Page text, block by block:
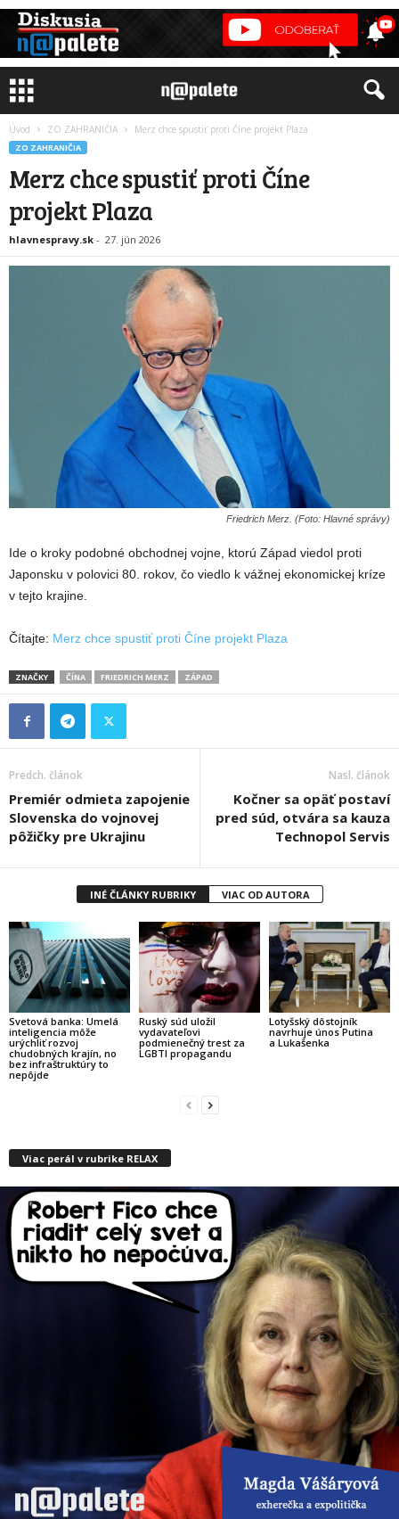
Úvod ZO ZAHRANIČIA Merz chce spustiť proti Číne projekt Plaza
ZO ZAHRANIČIA
Merz chce spustiť proti Číne
projekt Plaza
hlavnespravy.sk - 27. jún 2026
Friedrich Merz. (Foto: Hlavné správy)
Ide o kroky podobné obchodnej vojne, ktorú Západ viedol proti
Japonsku v polovici 80. rokov, čo viedlo k vážnej ekonomickej kríze
v tejto krajine.
Čítajte: Merz chce spustiť proti Číne projekt Plaza
ZNAČKY ČÍNA FRIEDRICH MERZ ZÁPAD
Predch. článok
Premiér odmieta zapojenie
Slovenska do vojnovej
pôžičky pre Ukrajinu
Nasl. článok
Kočner sa opäť postaví
pred súd, otvára sa kauza
Technopol Servis
INÉ ČLÁNKY RUBRIKY VIAC OD AUTORA
Svetová banka: Umelá
inteligencia môže
urýchliť rozvoj
chudobných krajín, no
bez infraštruktúry to
nepôjde
Ruský súd uložil
vydavateľovi
podmienečný trest za
LGBTI propagandu
Lotyšský dôstojník
navrhuje únos Putina
a Lukašenka
Viac perál v rubrike RELAX